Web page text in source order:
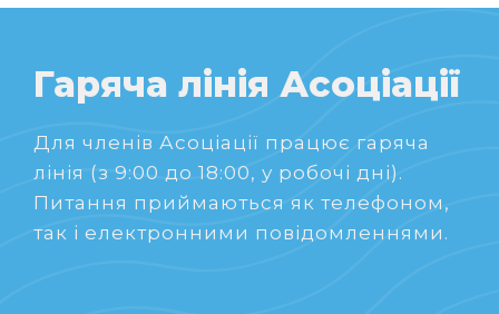
Гаряча лінія Асоціації
Для членів Асоціації працює гаряча
лінія (з 9:00 до 18:00, у робочі дні).
Питання приймаються як телефоном,
так і електронними повідомленнями.